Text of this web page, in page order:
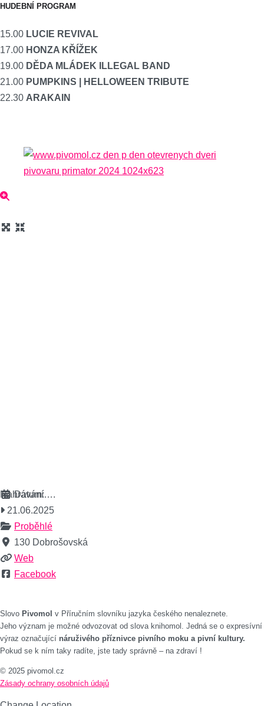
HUDEBNÍ PROGRAM
15.00 LUCIE REVIVAL
17.00 HONZA KŘÍŽEK
19.00 DĚDA MLÁDEK ILLEGAL BAND
21.00 PUMPKINS | HELLOWEEN TRIBUTE
22.30 ARAKAIN
Nahrávání….
Datum:
21.06.2025
Proběhlé
130 Dobrošovská
Web
Facebook
Slovo Pivomol v Příručním slovníku jazyka českého nenaleznete.
Jeho význam je možné odvozovat od slova knihomol. Jedná se o expresívní
výraz označující náruživého příznivce pivního moku a pivní kultury.
Pokud se k ním taky radíte, jste tady správně – na zdraví !
© 2025 pivomol.cz
Zásady ochrany osobních údajů